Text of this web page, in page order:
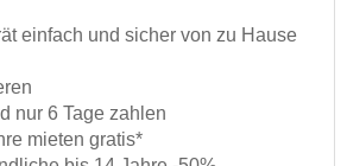
einfach und sicher von zu Hause
nur 6 Tage zahlen
mieten gratis*